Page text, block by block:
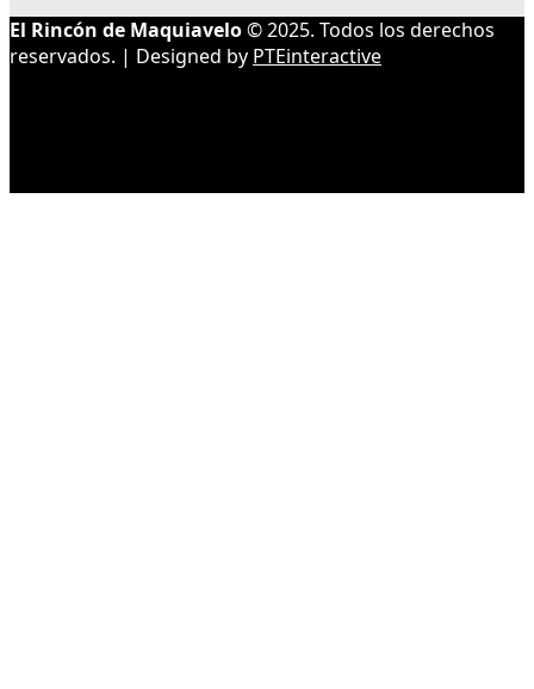
El Rincón de Maquiavelo© 2025. Todos los derechos
reservados. | Designed by PTEinteractive